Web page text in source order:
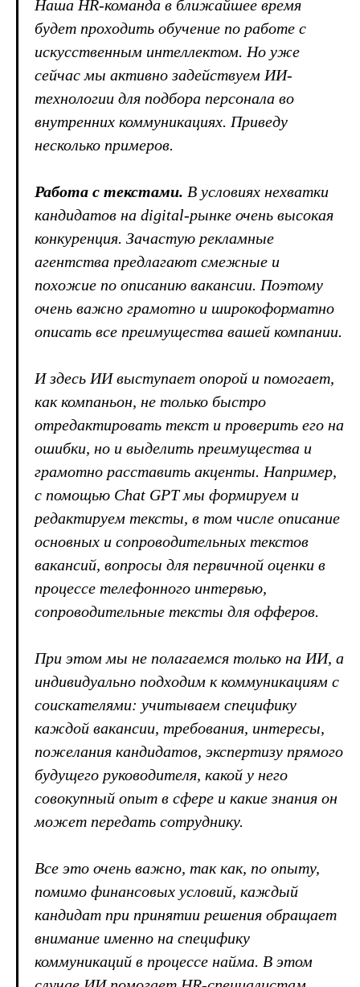
Наша HR-команда в ближайшее время
будет проходить обучение по работе с
искусственным интеллектом. Но уже
сейчас мы активно задействуем ИИ-
технологии для подбора персонала во
внутренних коммуникациях. Приведу
несколько примеров.
Работа с текстами. В условиях нехватки
кандидатов на digital-рынке очень высокая
конкуренция. Зачастую рекламные
агентства предлагают смежные и
похожие по описанию вакансии. Поэтому
очень важно грамотно и широкоформатно
описать все преимущества вашей компании.
И здесь ИИ выступает опорой и помогает,
как компаньон, не только быстро
отредактировать текст и проверить его на
ошибки, но и выделить преимущества и
грамотно расставить акценты. Например,
с помощью Chat GPT мы формируем и
редактируем тексты, в том числе описание
основных и сопроводительных текстов
вакансий, вопросы для первичной оценки в
процессе телефонного интервью,
сопроводительные тексты для офферов.
При этом мы не полагаемся только на ИИ, а
индивидуально подходим к коммуникациям с
соискателями: учитываем специфику
каждой вакансии, требования, интересы,
пожелания кандидатов, экспертизу прямого
будущего руководителя, какой у него
совокупный опыт в сфере и какие знания он
может передать сотруднику.
Все это очень важно, так как, по опыту,
помимо финансовых условий, каждый
кандидат при принятии решения обращает
внимание именно на специфику
коммуникаций в процессе найма. В этом